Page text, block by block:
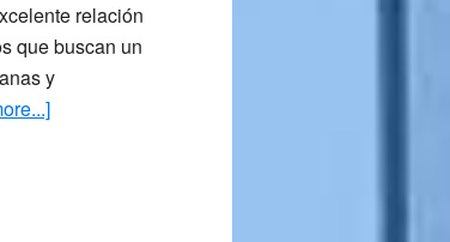
relación
que buscan un
y
about